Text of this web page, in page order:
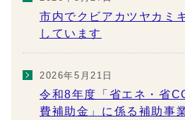
市内でクビアカツヤカミ
しています
2026年5月21日
令和8年度「省エネ・省
費補助金」に係る補助事